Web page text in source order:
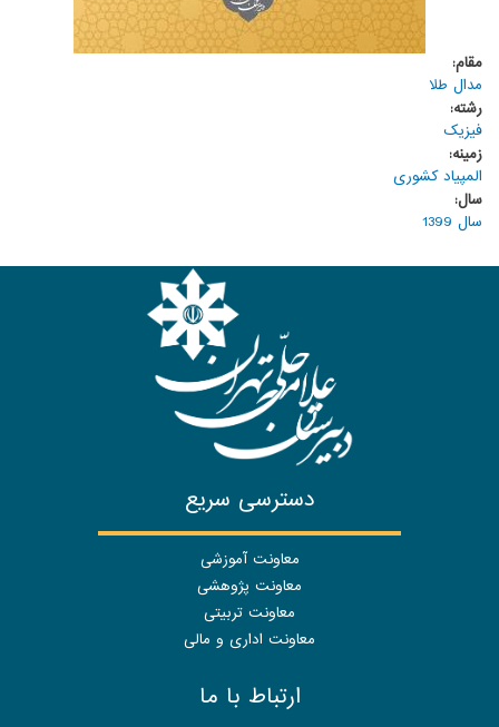
مقام:
مدال طلا
رشته:
فیزیک
زمینه:
المپیاد کشوری
سال:
سال 1399
دسترسی سریع
معاونت آموزشی
معاونت پژوهشی
معاونت تربیتی
معاونت اداری و مالی
ارتباط با ما